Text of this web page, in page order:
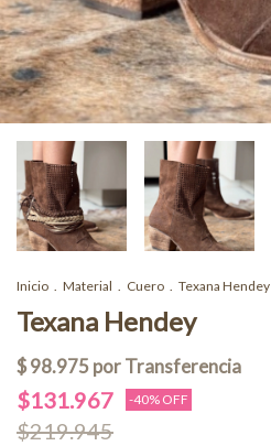
Inicio . Material . Cuero . Texana Hendey
Texana Hendey
$131.967 -40% OFF
$219.945